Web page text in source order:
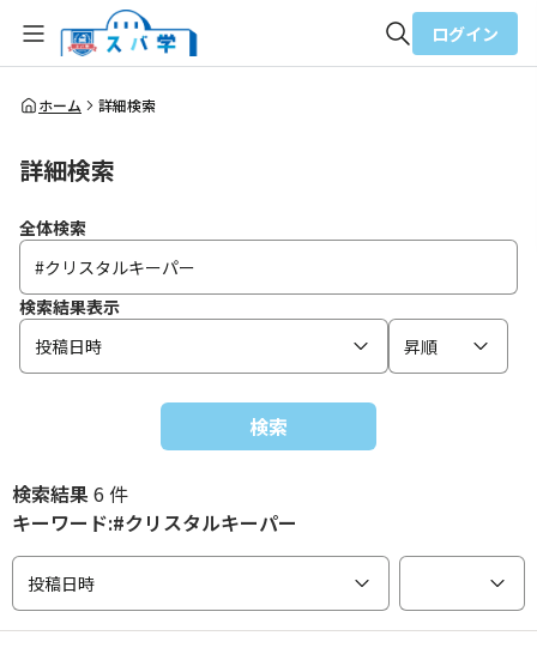
全体検索
ログイン
ホーム 詳細検索
詳細検索
全体検索
検索結果表示
投稿日時
昇順
検索
検索結果6 件
キーワード:#クリスタルキーパー
投稿日時